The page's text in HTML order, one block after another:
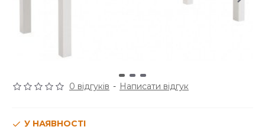
0 відгуків - Написати відгук
У НАЯВНОСТІ